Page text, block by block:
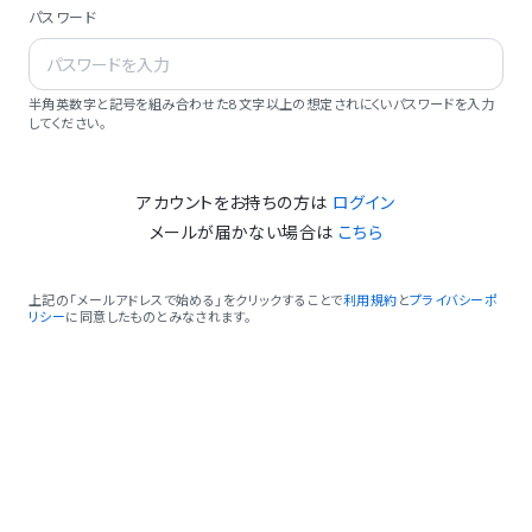
パスワード
半角英数字と記号を組み合わせた8文字以上の想定されにくいパスワードを入力
してください。
アカウントをお持ちの方は ログイン
メールが届かない場合は こちら
上記の「メールアドレスで始める」をクリックすることで利用規約 とプライバシーポ
リシーに同意したものとみなされます。